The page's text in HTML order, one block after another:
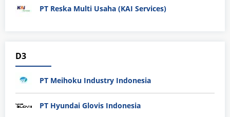
PT Reska Multi Usaha (KAI Services)
D3
PT Meihoku Industry Indonesia
PT Hyundai Glovis Indonesia